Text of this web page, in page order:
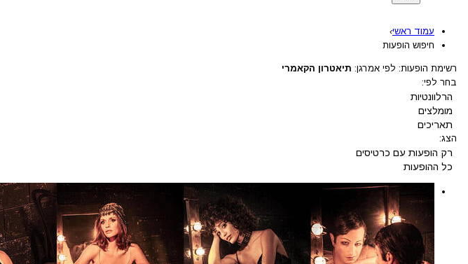
עמוד ראשי›
חיפוש הופעות
רשימת הופעות: לפי אמרגן: תיאטרון הקאמרי
בחר לפי:
הרלוונטיות
מומלצים
תאריכים
הצג:
רק הופעות עם כרטיסים
כל ההופעות